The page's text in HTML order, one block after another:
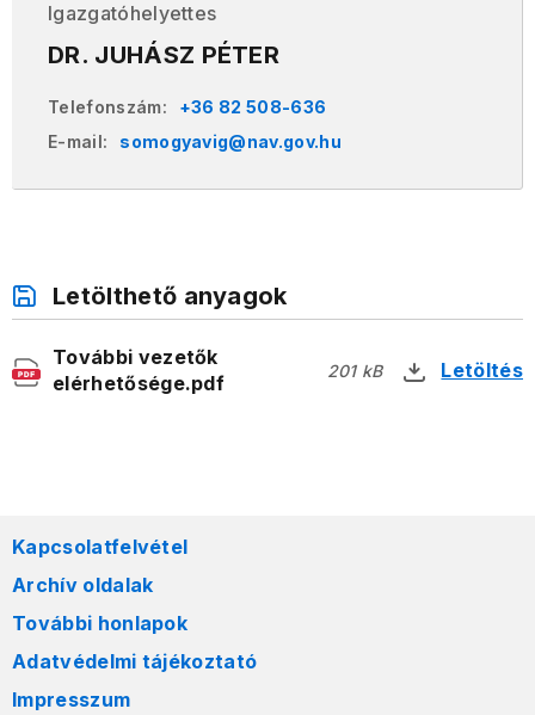
Igazgatóhelyettes
DR. JUHÁSZ PÉTER
Telefonszám:
+36 82 508-636
E-mail:
somogyavig@nav.gov.hu
Letölthető anyagok
További vezetők
elérhetősége.pdf
201 kB Letöltés
Kapcsolatfelvétel
Archív oldalak
További honlapok
Adatvédelmi tájékoztató
Impresszum